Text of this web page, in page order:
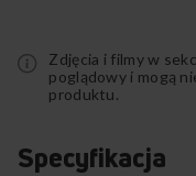
Zdjęcia i filmy w
poglądowy i mogą
produktu.
Specyfikacja